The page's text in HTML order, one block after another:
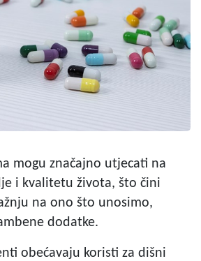
mogu značajno utjecati na
i kvalitetu života, što čini
na ono što unosimo,
dodatke.
obećavaju koristi za dišni